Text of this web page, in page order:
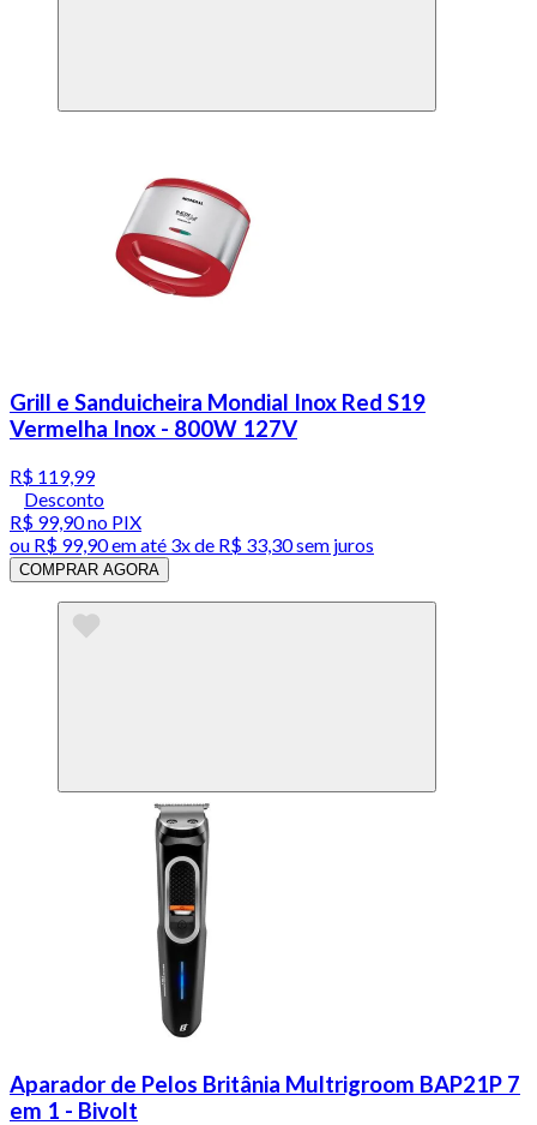
Grill e Sanduicheira Mondial Inox Red S19
Vermelha Inox - 800W 127V
R$ 119,99
Desconto
R$ 99,90no PIX
ou R$ 99,90em até 3x de R$ 33,30 sem juros
COMPRAR AGORA
Aparador de Pelos Britânia Multrigroom BAP21P 7
em 1 - Bivolt